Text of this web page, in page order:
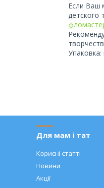
Если Ваш
детского
Для мам і тат
Корисні статті
Новини
Акції